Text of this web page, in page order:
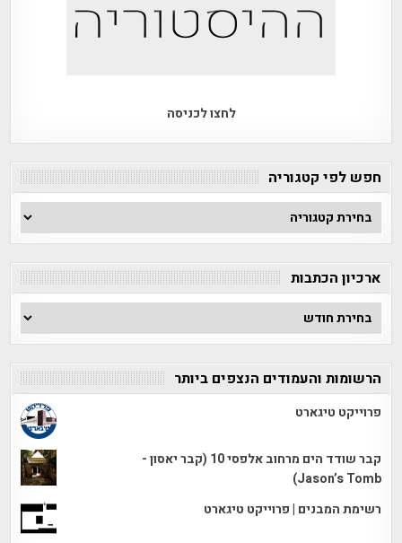
לחצו לכניסה
חפש לפי קטגוריה
חפש
לפי
ארכיון הכתבות
ארכיון
הכתבות
הרשומות והעמודים הנצפים ביותר
פרוייקט טיגארט
קבר שודד הים מרחוב אלפסי 10 (קבר יאסון -
Jason’s Tomb)
רשימת המבנים | פרוייקט טיגארט